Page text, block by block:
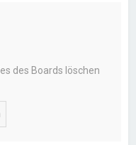
des Boards löschen